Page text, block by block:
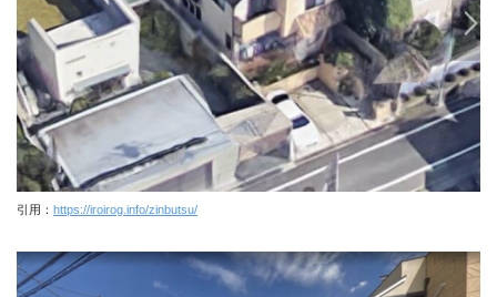
引用： https://iroirog.info/zinbutsu/